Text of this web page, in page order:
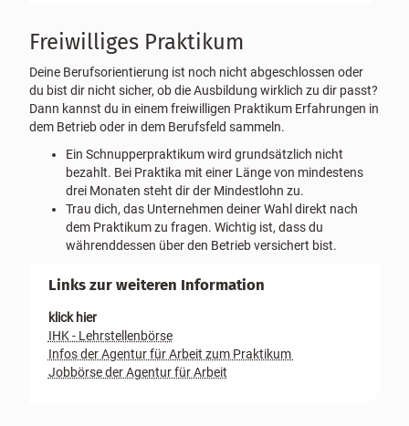
Freiwilliges Praktikum
Deine Berufsorientierung ist noch nicht abgeschlossen oder
du bist dir nicht sicher, ob die Ausbildung wirklich zu dir passt?
Dann kannst du in einem freiwilligen Praktikum Erfahrungen in
dem Betrieb oder in dem Berufsfeld sammeln.
Ein Schnupperpraktikum wird grundsätzlich nicht
bezahlt. Bei Praktika mit einer Länge von mindestens
drei Monaten steht dir der Mindestlohn zu.
Trau dich, das Unternehmen deiner Wahl direkt nach
dem Praktikum zu fragen. Wichtig ist, dass du
währenddessen über den Betrieb versichert bist.
Links zur weiteren Information
klick hier
IHK - Lehrstellenbörse
Infos der Agentur für Arbeit zum Praktikum
Jobbörse der Agentur für Arbeit